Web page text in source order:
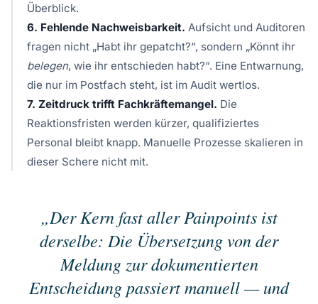
Überblick.
6. Fehlende Nachweisbarkeit. Aufsicht und Auditoren
fragen nicht „Habt ihr gepatcht?“, sondern „Könnt ihr
belegen, wie ihr entschieden habt?“. Eine Entwarnung,
die nur im Postfach steht, ist im Audit wertlos.
7. Zeitdruck trifft Fachkräftemangel. Die
Reaktionsfristen werden kürzer, qualifiziertes
Personal bleibt knapp. Manuelle Prozesse skalieren in
dieser Schere nicht mit.
„Der Kern fast aller Painpoints ist
derselbe: Die Übersetzung von der
Meldung zur dokumentierten
Entscheidung passiert manuell — und